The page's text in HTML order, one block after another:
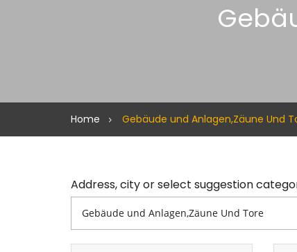
Home Gebäude und Anlagen,Zäune Und
Address, city or select suggestion